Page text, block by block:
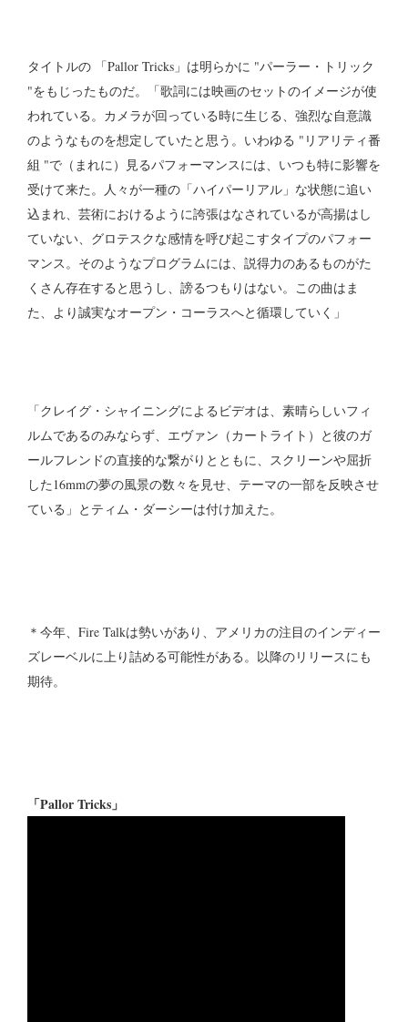
タイトルの 「Pallor Tricks」は明らかに "パーラー・トリック
"をもじったものだ。「歌詞には映画のセットのイメージが使
われている。カメラが回っている時に生じる、強烈な自意識
のようなものを想定していたと思う。いわゆる "リアリティ番
組 "で（まれに）見るパフォーマンスには、いつも特に影響を
受けて来た。人々が一種の「ハイパーリアル」な状態に追い
込まれ、芸術におけるように誇張はなされているが高揚はし
ていない、グロテスクな感情を呼び起こすタイプのパフォー
マンス。そのようなプログラムには、説得力のあるものがた
くさん存在すると思うし、謗るつもりはない。この曲はま
た、より誠実なオープン・コーラスへと循環していく」
「クレイグ・シャイニングによるビデオは、素晴らしいフィ
ルムであるのみならず、エヴァン（カートライト）と彼のガ
ールフレンドの直接的な繋がりとともに、スクリーンや屈折
した16mmの夢の風景の数々を見せ、テーマの一部を反映させ
ている」とティム・ダーシーは付け加えた。
＊今年、Fire Talkは勢いがあり、アメリカの注目のインディー
ズレーベルに上り詰める可能性がある。以降のリリースにも
期待。
「Pallor Tricks」